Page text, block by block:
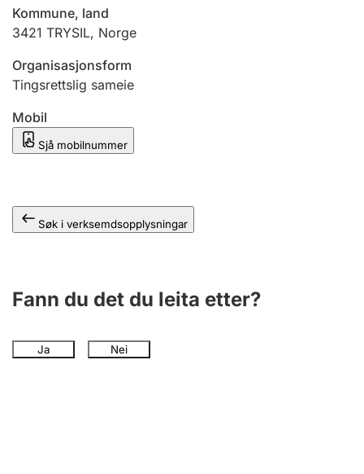
Ektepaktrettleiaren
Kommune, land
3421 TRYSIL, Norge
Organisasjonsform
Tingsrettslig sameie
Mobil
Sjå mobilnummer
Søk i verksemdsopplysningar
Fann du det du leita etter?
Ja Nei